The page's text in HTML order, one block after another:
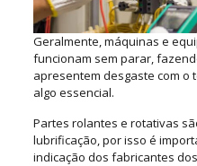
Geralmente, máquinas e
funcionam sem parar,
apresentem desgaste com o
algo essencial.
Partes rolantes e rotativas
lubrificação, por isso é
indicação dos fabricantes